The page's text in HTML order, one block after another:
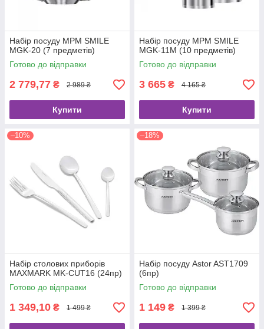
Набір посуду MPM SMILE
MGK-20 (7 предметів)
Готово до відправки
2 779,77 ₴ 2 989 ₴
Купити
Набір посуду MPM SMILE
MGK-11M (10 предметів)
Готово до відправки
3 665 ₴ 4 165 ₴
Купити
–10%
Набір столових приборів
MAXMARK MK-CUT16 (24пр)
Готово до відправки
1 349,10 ₴ 1 499 ₴
–18%
Набір посуду Astor AST1709
(6пр)
Готово до відправки
1 149 ₴ 1 399 ₴